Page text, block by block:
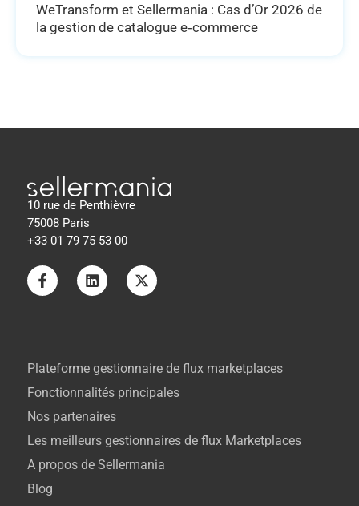
WeTransform et Sellermania : Cas d’Or 2026 de
la gestion de catalogue e‑commerce
10 rue de Penthièvre
75008 Paris
+33 01 79 75 53 00
A propos de Sellermania
Blog
Plateforme gestionnaire de flux marketplaces
Fonctionnalités principales
Nos partenaires
Les meilleurs gestionnaires de flux Marketplaces